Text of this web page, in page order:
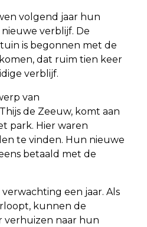
volgend jaar hun
verblijf. De
is begonnen met de
dat ruim tien keer
verblijf.
van
de Zeeuw, komt aan
park. Hier waren
te vinden. Hun nieuwe
betaald met de
een jaar. Als
kunnen de
verhuizen naar hun